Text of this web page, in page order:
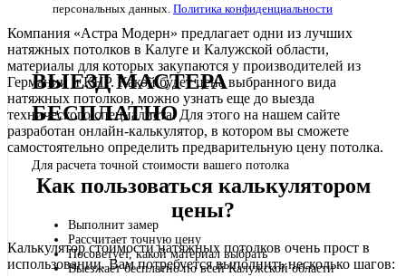
персональных данных. Политика конфиденциальности
ВЫЕЗД МАСТЕРА
БЕСПЛАТНО
Для расчета точной стоимости вашего потолка
Выполнит замер
Рассчитает точную цену
Посоветует, какой материал выбрать
Выезжает бесплатно по всей Калужской области
Компания «Астра Модерн» предлагает одни из лучших
натяжных потолков в Калуге и Калужской области,
материалы для которых закупаются у производителей из
Германии и КНР. Какой будет цена выбранного вида
натяжных потолков, можно узнать еще до выезда
технического специалиста. Для этого на нашем сайте
разработан онлайн-калькулятор, в котором вы сможете
самостоятельно определить предварительную цену потолка.
Как пользоваться калькулятором
цены?
Калькулятор стоимости натяжных потолков очень прост в
использовании. Вам потребуется выполнить несколько шагов: